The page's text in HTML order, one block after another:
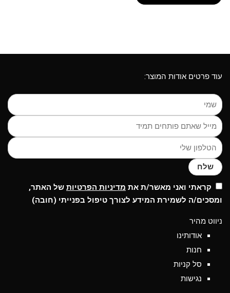
עוד פרטים אודות המוצר:
שלח
קראתי ואני מאשר/ת את מדיניות הפרטיות של האתר,
ומסכים/ה לשמירת המידע לצורך טיפול בפנייתי (חובה)
ניווט מהיר
אודותינו
חנות
סל קניות
נגישות